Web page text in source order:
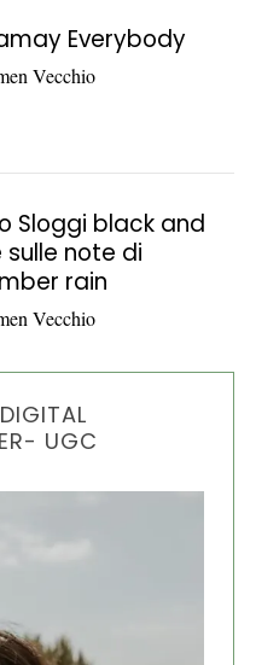
Everybody
Vecchio
Sloggi black and
sulle note di
rain
Vecchio
UGC